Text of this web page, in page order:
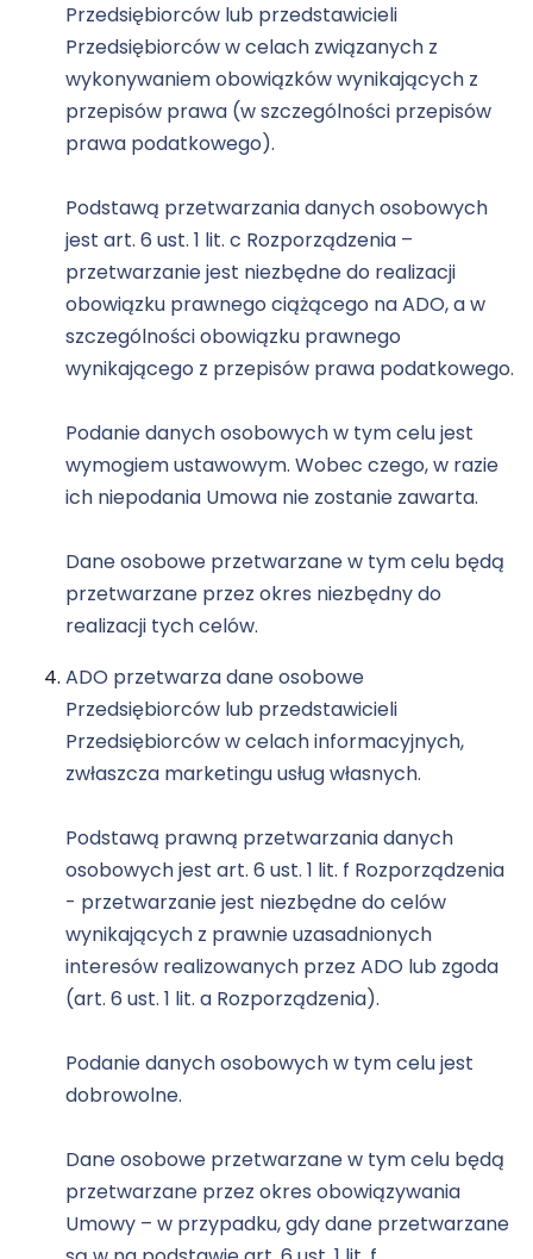
Przedsiębiorców lub przedstawicieli
Przedsiębiorców w celach związanych z
wykonywaniem obowiązków wynikających z
przepisów prawa (w szczególności przepisów
prawa podatkowego).
Podstawą przetwarzania danych osobowych
jest art. 6 ust. 1 lit. c Rozporządzenia –
przetwarzanie jest niezbędne do realizacji
obowiązku prawnego ciążącego na ADO, a w
szczególności obowiązku prawnego
wynikającego z przepisów prawa podatkowego.
Podanie danych osobowych w tym celu jest
wymogiem ustawowym. Wobec czego, w razie
ich niepodania Umowa nie zostanie zawarta.
Dane osobowe przetwarzane w tym celu będą
przetwarzane przez okres niezbędny do
realizacji tych celów.
ADO przetwarza dane osobowe
Przedsiębiorców lub przedstawicieli
Przedsiębiorców w celach informacyjnych,
zwłaszcza marketingu usług własnych.
Podstawą prawną przetwarzania danych
osobowych jest art. 6 ust. 1 lit. f Rozporządzenia
- przetwarzanie jest niezbędne do celów
wynikających z prawnie uzasadnionych
interesów realizowanych przez ADO lub zgoda
(art. 6 ust. 1 lit. a Rozporządzenia).
Podanie danych osobowych w tym celu jest
dobrowolne.
Dane osobowe przetwarzane w tym celu będą
przetwarzane przez okres obowiązywania
Umowy – w przypadku, gdy dane przetwarzane